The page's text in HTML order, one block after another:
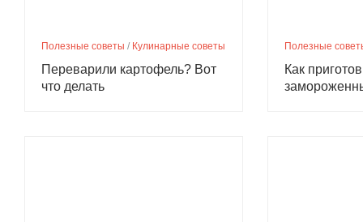
Полезные советы / Кулинарные советы
Переварили картофель? Вот
что делать
Полезные
Как